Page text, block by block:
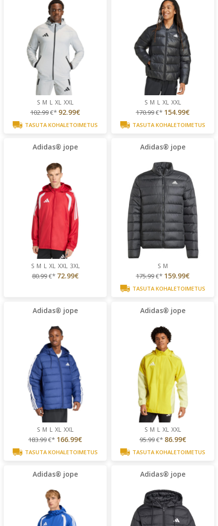
S M L XL XXL
102.99€* 92.99€
TASUTA KOHALETOIMETUS
S M L XL XXL
170.99€* 154.99€
TASUTA KOHALETOIMETUS
Adidas® jope
S M L XL XXL 3XL
80.99€* 72.99€
Adidas® jope
S M
175.99€* 159.99€
TASUTA KOHALETOIMETUS
Adidas® jope
S M L XL XXL
183.99€* 166.99€
TASUTA KOHALETOIMETUS
Adidas® jope
S M L XL XXL
95.99€* 86.99€
TASUTA KOHALETOIMETUS
Adidas® jope Adidas® jope